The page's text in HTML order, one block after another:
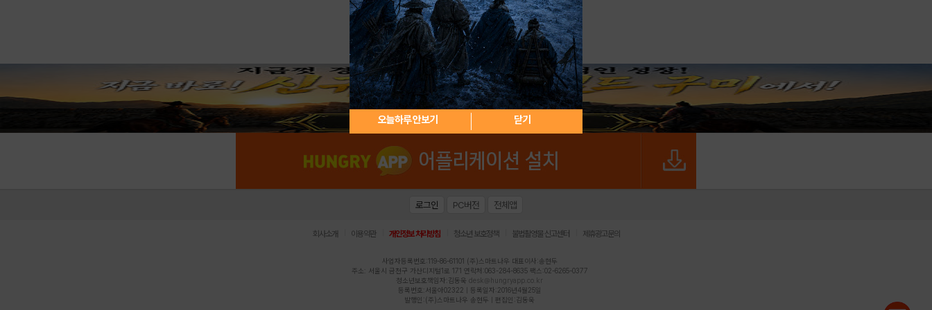
아이디 / 비밀번호 찾기 회원가입
오늘하루 안보기 닫기
로그인 PC버전 전체앱
회사소개 이용약관 개인정보 처리방침 청소년 보호정책 불법촬영물 신고센터 제휴광고문의
사업자등록번호:119-86-61101 (주)스마트나우 대표이사:송현두
주소: 서울시 금천구 가산디지털1로 171 연락처:063-284-8635 팩스:02-6265-0377
청소년보호책임자:김동욱 desk@hungryapp.co.kr
등록번호:서울아02322 | 등록일자:2016년4월25일
발행인:(주)스마트나우 송현두 | 편집인:김동욱